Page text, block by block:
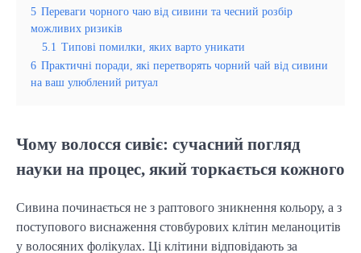
5 Переваги чорного чаю від сивини та чесний розбір
можливих ризиків
5.1 Типові помилки, яких варто уникати
6 Практичні поради, які перетворять чорний чай від сивини
на ваш улюблений ритуал
Чому волосся сивіє: сучасний погляд
науки на процес, який торкається кожного
Сивина починається не з раптового зникнення кольору, а з
поступового виснаження стовбурових клітин меланоцитів
у волосяних фолікулах. Ці клітини відповідають за